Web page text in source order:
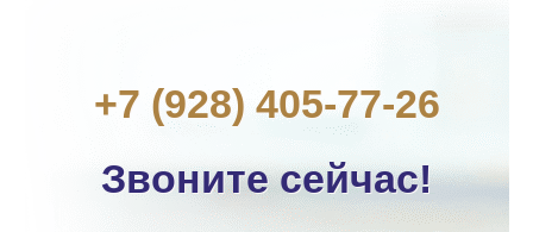
+7 (928) 405-77-26
Звоните сейчас!